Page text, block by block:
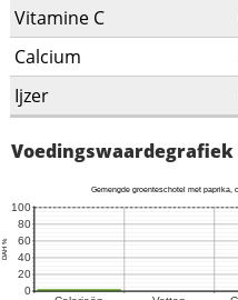
Vitamine C
Calcium
Ijzer
Voedingswaardegrafiek